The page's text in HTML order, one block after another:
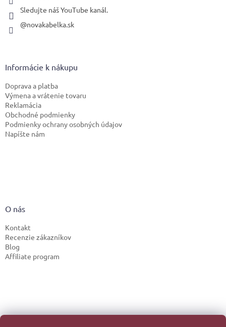
Sledujte náš YouTube kanál.
@novakabelka.sk
Informácie k nákupu
Doprava a platba
Výmena a vrátenie tovaru
Reklamácia
Obchodné podmienky
Podmienky ochrany osobných údajov
Napíšte nám
O nás
Kontakt
Recenzie zákazníkov
Blog
Affiliate program